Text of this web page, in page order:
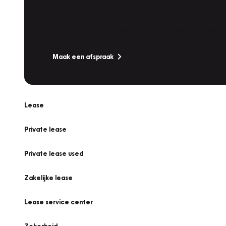
Maak een afspraak
Lease
Private lease
Private lease used
Zakelijke lease
Lease service center